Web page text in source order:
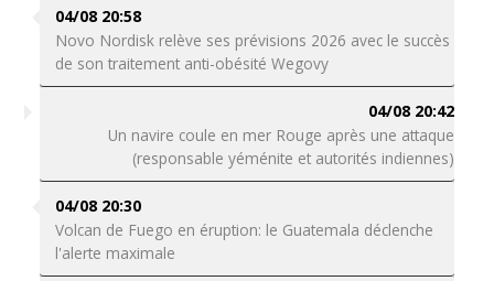
04/08 20:58
Novo Nordisk relève ses prévisions 2026 avec le succès
de son traitement anti-obésité Wegovy
04/08 20:42
Un navire coule en mer Rouge après une attaque
(responsable yéménite et autorités indiennes)
04/08 20:30
Volcan de Fuego en éruption: le Guatemala déclenche
l'alerte maximale